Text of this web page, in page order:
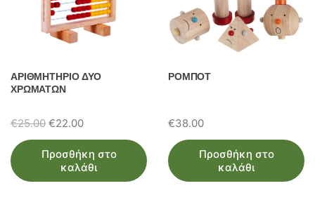
ΑΡΙΘΜΗΤΗΡΙΟ ΔΥΟ
ΧΡΩΜΑΤΩΝ
€25.00 Original
price
was:
€25.00.
€22.00Η
τρέχουσα
τιμή
είναι:
Προσθήκη στο
καλάθι
ΡΟΜΠΟΤ
€38.00
Προσθήκη στο
καλάθι